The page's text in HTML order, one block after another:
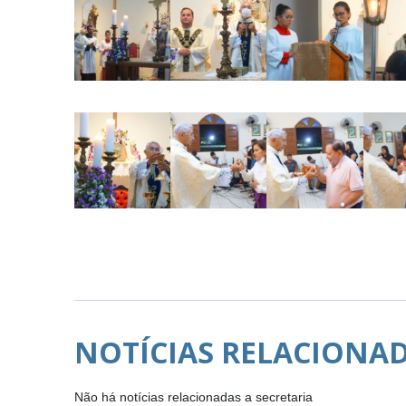
NOTÍCIAS
Não há notícias relacionadas a secretaria